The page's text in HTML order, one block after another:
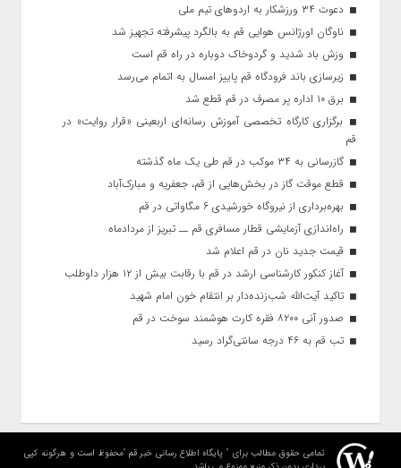
دعوت ۳۴ ورزشکار به اردوهای تیم ملی
ناوگان اورژانس هوایی قم به بالگرد پیشرفته تجهیز شد
وزش باد شدید و گردوخاک دوباره در راه قم است
زیرسازی باند فرودگاه قم پاییز امسال به اتمام می‌رسد
برق ۱۰ اداره پر مصرف در قم قطع شد
برگزاری کارگاه تخصصی آموزش رسانه‌ای اربعینی «قرار روایت» در
قم
گازرسانی به ۳۴ موکب در قم طی یک ماه گذشته
قطع موقت گاز در بخش‌هایی از قم، جعفریه و مبارک‌آباد
بهره‌برداری از نیروگاه خورشیدی ۶ مگاواتی در قم
راه‌اندازی آزمایشی قطار مسافری قم ــ تبریز از مردادماه
قیمت جدید نان در قم اعلام شد
آغاز کنکور کارشناسی ارشد در قم با رقابت بیش از ۱۲ هزار داوطلب
تاکید آیت‌الله شب‌زنده‌دار بر انتقام خون امام شهید
صدور آنی ۸۲۰۰ فقره کارت هوشمند سوخت در قم
تب قم به ۴۶ درجه سانتی‌گراد رسید
تمامی حقوق مطالب برای " پایگاه اطلاع رسانی خبر قم "محفوظ است و هرگونه کپی